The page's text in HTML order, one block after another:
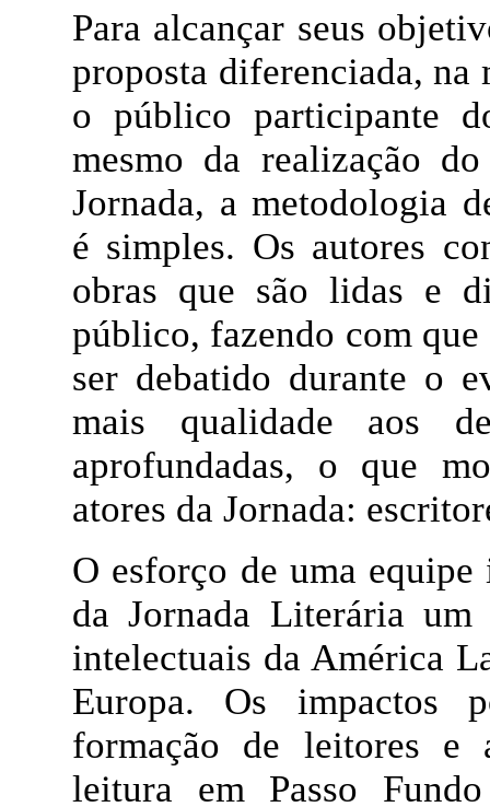
Para alcançar seus
proposta diferenciada, na
o público participante
mesmo da realização
Jornada, a metodologia
é simples. Os autores
obras que são lidas e
público, fazendo com
ser debatido durante o
mais qualidade aos
aprofundadas, o que
atores da Jornada:
O esforço de uma
da Jornada Literária um
intelectuais da América
Europa. Os impactos
formação de leitores e
leitura em Passo